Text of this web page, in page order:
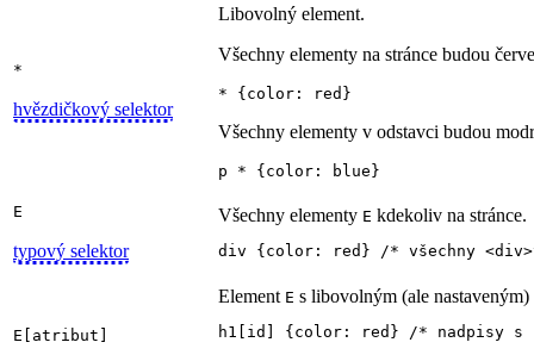
*
hvězdičkový selektor
Libovolný element.
Všechny elementy na stránce budou
* {color: red}
Všechny elementy v odstavci budou
p * {color: blue}
E
typový selektor
Všechny elementy E kdekoliv na stránce.
div {color: red} /* všechny
E[atribut]
Element E s libovolným (ale
h1[id] {color: red} /* nadpisy s